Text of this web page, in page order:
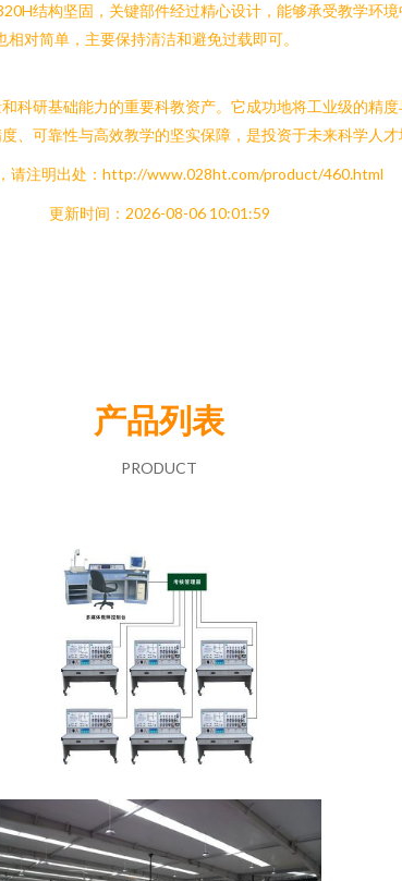
结构坚固，关键部件经过精心设计，能够承受教学环
对简单，主要保持清洁和避免过载即可。
科研基础能力的重要科教资产。它成功地将工业级的精
可靠性与高效教学的坚实保障，是投资于未来科学人才
请注明出处：http://www.028ht.com/product/460.html
更新时间：2026-08-06 10:01:59
产品列表
PRODUCT